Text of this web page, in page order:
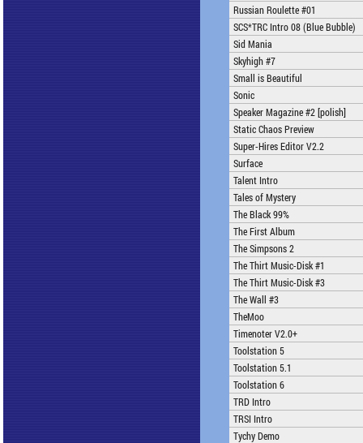
Russian Roulette #01
SCS*TRC Intro 08 (Blue Bubble)
Sid Mania
Skyhigh #7
Small is Beautiful
Sonic
Speaker Magazine #2 [polish]
Static Chaos Preview
Super-Hires Editor V2.2
Surface
Talent Intro
Tales of Mystery
The Black 99%
The First Album
The Simpsons 2
The Thirt Music-Disk #1
The Thirt Music-Disk #3
The Wall #3
TheMoo
Timenoter V2.0+
Toolstation 5
Toolstation 5.1
Toolstation 6
TRD Intro
TRSI Intro
Tychy Demo